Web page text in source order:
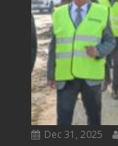
Dec 31, 2025